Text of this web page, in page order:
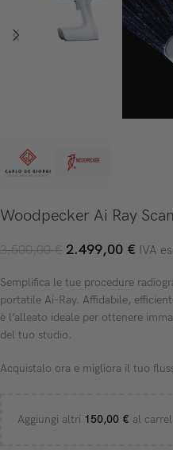
Woodpecker Ai Ray
3.500,00€ 2.499,00 € IVA
Semplifica le tue procedure
portatile Ai-Ray. Affidabile,
è l’alleato ideale per ottenere
del tuo studio.
Acquistalo ora e migliora il tuo
Aggiungi altri 150,00 € al